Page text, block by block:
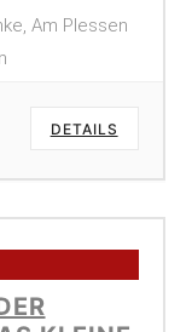
Am Plessen
DETAILS